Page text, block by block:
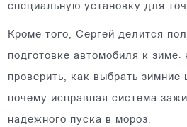
специальную установку для
Кроме того, Сергей делится
подготовке автомобиля к
проверить, как выбрать
почему исправная система
надежного пуска в мороз.